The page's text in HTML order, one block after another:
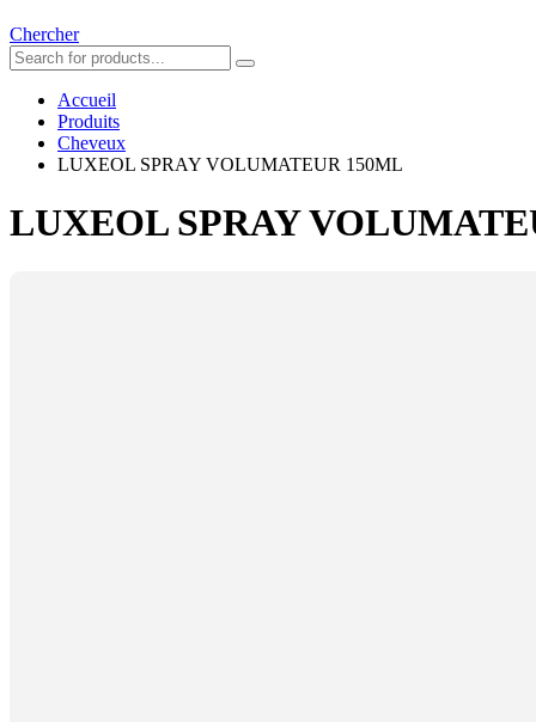
Chercher
Accueil
Produits
Cheveux
LUXEOL SPRAY VOLUMATEUR 150ML
LUXEOL SPRAY